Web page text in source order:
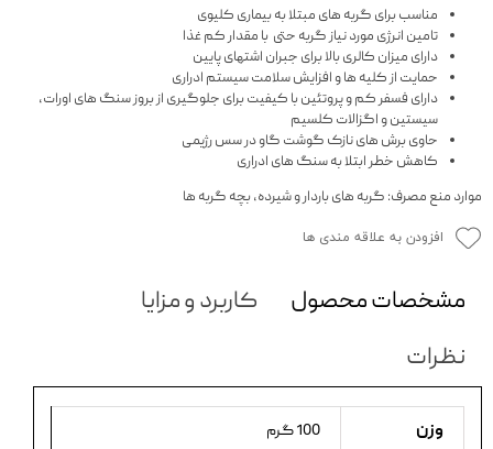
مناسب برای گربه های مبتلا به بیماری کلیوی
تامین انرژی مورد نیاز گربه حتی با مقدار کم غذا
دارای میزان کالری بالا برای جبران اشتهای پایین
حمایت از کلیه ها و افزایش سلامت سیستم ادراری
دارای فسفر کم و پروتئین با کیفیت برای جلوگیری از بروز سنگ های اورات،
سیستین و اگزالات کلسیم
حاوی برش های نازک گوشت گاو در سس رژیمی
کاهش خطر ابتلا به سنگ های ادراری
موارد منع مصرف: گربه های باردار و شیرده، بچه گربه ها
افزودن به علاقه مندی ها
مشخصات محصول
کاربرد و مزایا
نظرات
وزن 100 گرم